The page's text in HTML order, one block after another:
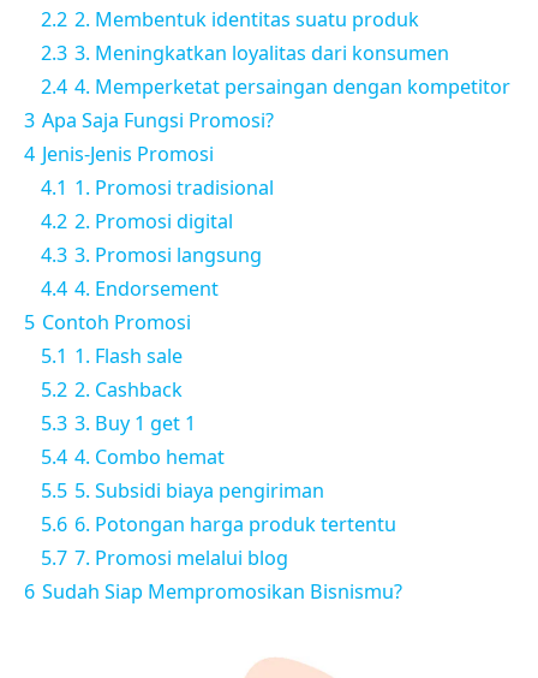
2.2 2. Membentuk identitas suatu produk
2.3 3. Meningkatkan loyalitas dari konsumen
2.4 4. Memperketat persaingan dengan kompetitor
3 Apa Saja Fungsi Promosi?
4 Jenis-Jenis Promosi
4.1 1. Promosi tradisional
4.2 2. Promosi digital
4.3 3. Promosi langsung
4.4 4. Endorsement
5 Contoh Promosi
5.1 1. Flash sale
5.2 2. Cashback
5.3 3. Buy 1 get 1
5.4 4. Combo hemat
5.5 5. Subsidi biaya pengiriman
5.6 6. Potongan harga produk tertentu
5.7 7. Promosi melalui blog
6 Sudah Siap Mempromosikan Bisnismu?